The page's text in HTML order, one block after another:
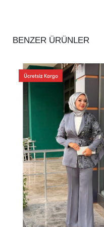
BENZER ÜRÜNLER